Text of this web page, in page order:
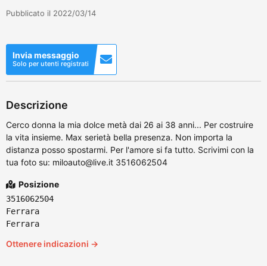
Pubblicato il 2022/03/14
Invia messaggio
Solo per utenti registrati
Descrizione
Cerco donna la mia dolce metà dai 26 ai 38 anni... Per costruire
la vita insieme. Max serietà bella presenza. Non importa la
distanza posso spostarmi. Per l'amore si fa tutto. Scrivimi con la
tua foto su: miloauto@live.it 3516062504
Posizione
3516062504
Ferrara
Ferrara
Ottenere indicazioni →